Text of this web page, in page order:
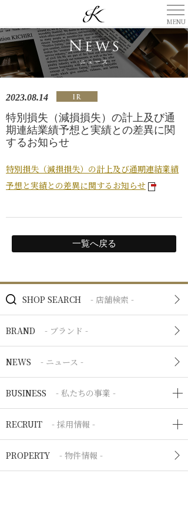
2023.08.14
特別損失（減損損失）の計上及び通
期連結業績予想と実績との差異に関
するお知らせ
特別損失（減損損失）の計上及び通期連結業績
予想と実績との差異に関するお知らせ
一覧へ戻る
SHOP SEARCH - 店舗検索 -
BRAND - ブランド -
NEWS - ニュース -
BUSINESS - 私たちの事業 -
RECRUIT - 採用情報 -
PROPERTY - 物件情報 -